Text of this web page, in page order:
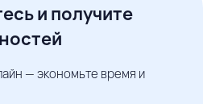
и получите
— экономьте время и